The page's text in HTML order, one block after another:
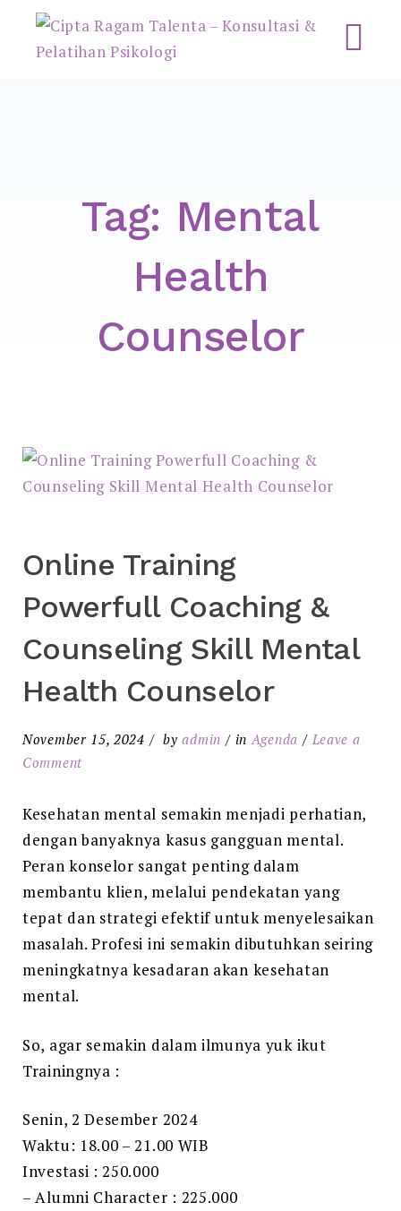
Cipta Ragam Talenta –
Konsultasi & Pelatihan
Psikologi
Tag: Mental
Health
Counselor
Online Training
Powerfull Coaching &
Counseling Skill Mental
Health Counselor
November 15, 2024 byadmin inAgenda
Leave a
Comment
Kesehatan mental semakin menjadi perhatian,
dengan banyaknya kasus gangguan mental.
Peran konselor sangat penting dalam
membantu klien, melalui pendekatan yang
tepat dan strategi efektif untuk menyelesaikan
masalah. Profesi ini semakin dibutuhkan seiring
meningkatnya kesadaran akan kesehatan
mental.
So, agar semakin dalam ilmunya yuk ikut
Trainingnya :
Senin, 2 Desember 2024
Waktu: 18.00 – 21.00 WIB
Investasi : 250.000
– Alumni Character : 225.000